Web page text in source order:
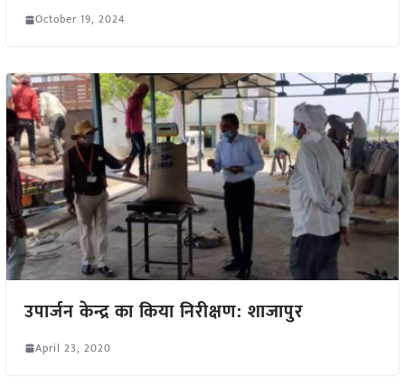
October 19, 2024
उपार्जन केन्द्र का किया निरीक्षण: शाजापुर
April 23, 2020